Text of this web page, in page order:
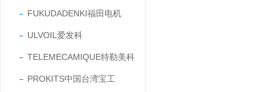
FUKUDADENKI福田电机
ULVOIL爱发科
TELEMECAMIQUE特勒美科
PROKITS中国台湾宝工